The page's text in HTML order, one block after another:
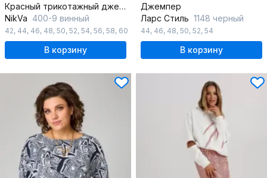
Красный трикотажный джемпер-кейп с пайетками
NikVa 400-9 винный
42, 44, 46, 48, 50, 52, 54, 56, 58, 60
В корзину
Джемпер
Ларс Стиль 1148 черный
44, 46, 48, 50, 52, 54
В корзину